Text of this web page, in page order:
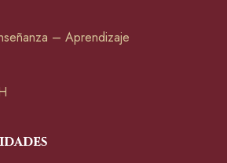
– Aprendizaje